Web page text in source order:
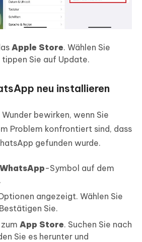
Apple Store. Wählen Sie
tippen Sie auf Update.
neu installieren
bewirken, wenn Sie
Problem konfrontiert sind, dass
gefunden wurde.
WhatsApp-Symbol auf dem
angezeigt. Wählen Sie
Sie.
App Store. Suchen Sie nach
Sie es herunter und